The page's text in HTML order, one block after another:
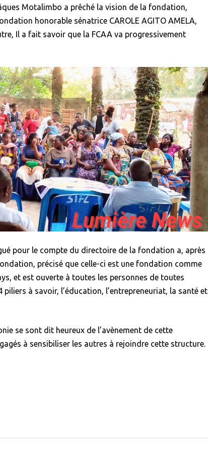
Motalimbo a prêché la vision de la fondation,
honorable sénatrice CAROLE AGITO AMELA,
Il a fait savoir que la FCAA va progressivement
pour le compte du directoire de la fondation a, après
précisé que celle-ci est une fondation comme
et est ouverte à toutes les personnes de toutes
à savoir, l’éducation, l’entrepreneuriat, la santé et
se sont dit heureux de l’avènement de cette
à sensibiliser les autres à rejoindre cette structure.